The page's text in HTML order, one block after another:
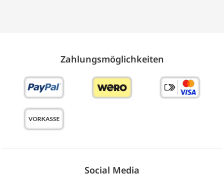
Zahlungs­möglich­keiten
Social Media